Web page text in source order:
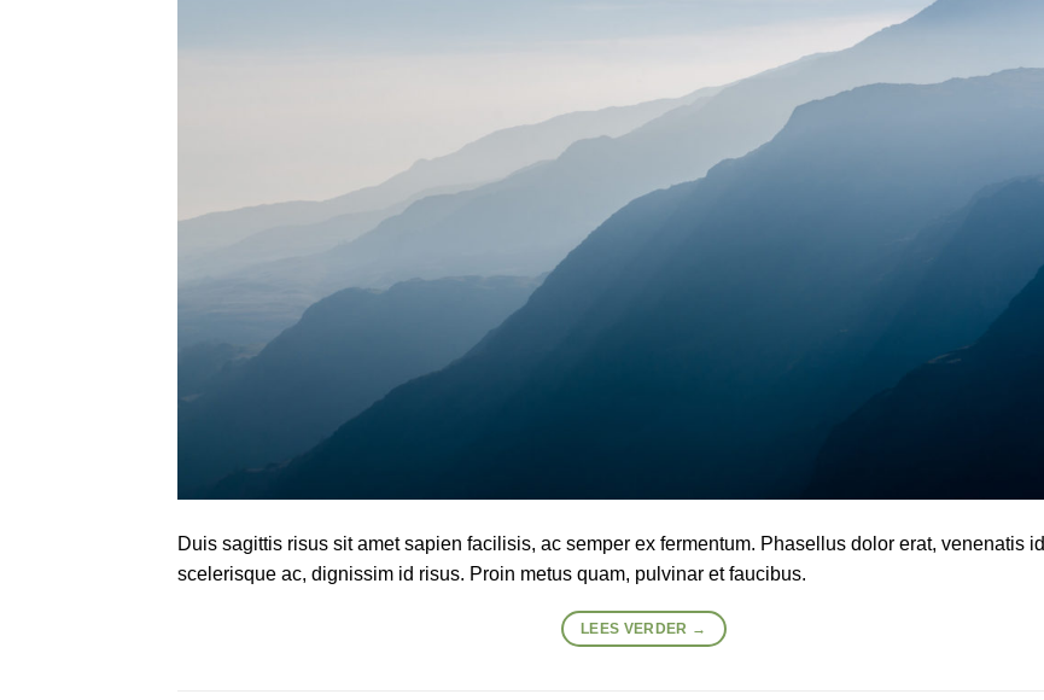
Duis sagittis risus sit amet sapien facilisis, ac semper ex fermentum. Phasellus dolor erat, venenatis id
scelerisque ac, dignissim id risus. Proin metus quam, pulvinar et faucibus.
LEES VERDER →